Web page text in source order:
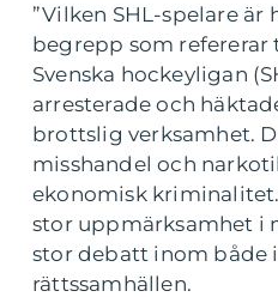
”Vilken SHL-spelare är
begrepp som refererar
Svenska hockeyligan
arresterade och
brottslig verksamhet.
misshandel och
ekonomisk
stor uppmärksamhet i
stor debatt inom både
rättssamhällen.